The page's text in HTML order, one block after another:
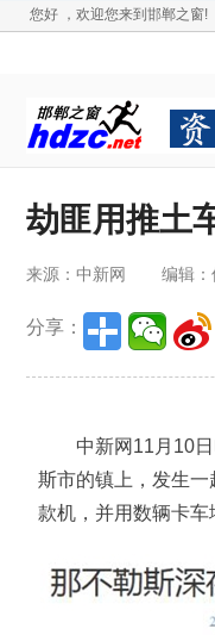
您好 ，欢迎您来到邯郸之窗!
劫匪用推土
来源：中新网 编辑：
分享：
中新网11月10日
斯市的镇上，发生
款机，并用数辆卡车